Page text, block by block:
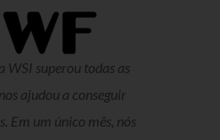
WSI superou todas as
ajudou a conseguir
Em um único mês, nós